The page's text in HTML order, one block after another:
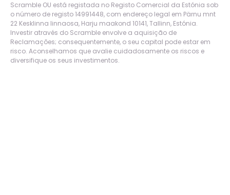
Scramble OU está registada no Registo Comercial da Estónia sob
o número de registo 14991448, com endereço legal em Pärnu mnt
22 Kesklinna linnaosa, Harju maakond 10141, Tallinn, Estónia.
Investir através do Scramble envolve a aquisição de
Reclamações; consequentemente, o seu capital pode estar em
risco. Aconselhamos que avalie cuidadosamente os riscos e
diversifique os seus investimentos.